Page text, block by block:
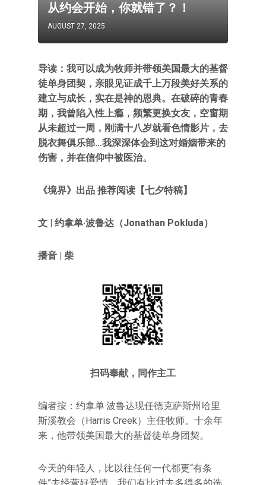
从约会开始，你就错了？！
AUGUST 27, 2025
导读：我可以成为牧师并带领美国最大的基督
徒单身团契，亲眼见证成千上万段美好关系的
建立与成长，实在是神的恩典。在破碎的青春
期，我曾陷入性上瘾，频繁更换女友，空窗期
从未超过一周，刚满十八岁就看色情影片，去
脱衣舞俱乐部…我深深体会到这对婚姻带来的
伤害，并在信仰中被医治。
《境界》出品 推荐阅读【七夕特稿】
文 | 约拿单·波鲁达（Jonathan Pokluda）
播音 | 柴
扫码奉献，同作主工
编者按：约拿单·波鲁达现任德克萨斯州哈里
斯溪教会（Harris Creek）主任牧师。十余年
来，他带领美国最大的基督徒单身团契。
今天的年轻人，比以往任何一代都更“有条